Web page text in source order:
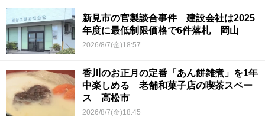
新見市の官製談合事件 建設会社は2025
年度に最低制限価格で6件落札 岡山
2026/8/7(金)18:57
香川のお正月の定番「あん餅雑煮」を1年
中楽しめる 老舗和菓子店の喫茶スペー
ス 高松市
2026/8/7(金)18:45